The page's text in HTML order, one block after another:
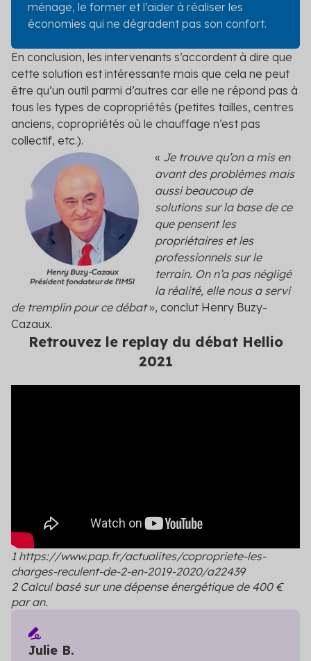
ménage, le former et l’aider à réaliser les
économies qui ne dégradent pas son confort.
En conclusion, les intervenants s’accordent à dire que
cette solution est intéressante mais que cela ne peut
être qu’un outil parmi d’autres car elle ne répond pas à
tous les types de copropriétés (petites tailles, centres
anciens, copropriétés où le chauffage n’est pas
collectif, etc.).
« Je trouve qu’on a mis en
avant des problèmes mais
aussi beaucoup de
solutions sur la base de ce
que pensent les
propriétaires et les
professionnels sur le
terrain. On n’a pas négligé
la réalité, elle nous a servi
de tremplin pour ce débat», conclut Henry Buzy-
Cazaux.
Retrouvez le replay du débat Hellio
2021
1 https://www.pap.fr/actualites/copropriete-les-
charges-reculent-de-2-en-2019-2020/a22439
2 Calcul basé sur une dépense énergétique de 400 €
par an.
Julie B.